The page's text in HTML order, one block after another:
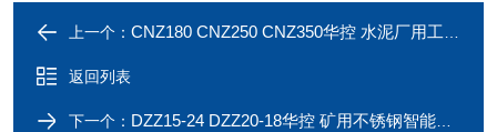
上一个： CNZ180 CNZ250 CNZ350华控 水泥厂用工业总线型电动执行器
返回列表
下一个： DZZ15-24 DZZ20-18华控 矿用不锈钢智能型电动执行器